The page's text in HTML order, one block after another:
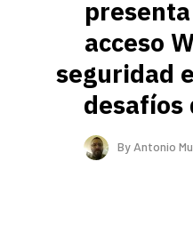
acceso
seguridad
desafíos
By Antonio